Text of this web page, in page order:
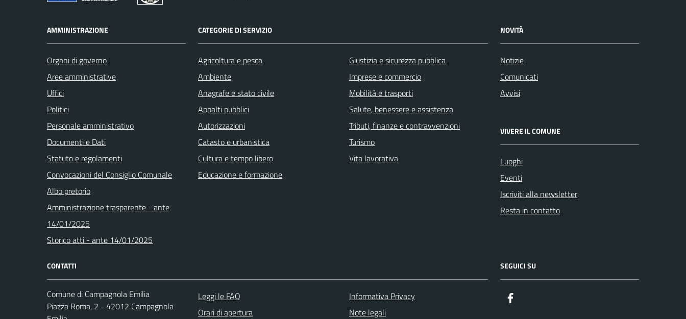
AMMINISTRAZIONE
Organi di governo
Aree amministrative
Uffici
Politici
Personale amministrativo
Documenti e Dati
Statuto e regolamenti
Convocazioni del Consiglio Comunale
Albo pretorio
Amministrazione trasparente - ante
14/01/2025
Storico atti - ante 14/01/2025
CATEGORIE DI SERVIZIO
Agricoltura e pesca
Ambiente
Anagrafe e stato civile
Appalti pubblici
Autorizzazioni
Catasto e urbanistica
Cultura e tempo libero
Educazione e formazione
Giustizia e sicurezza pubblica
Imprese e commercio
Mobilità e trasporti
Salute, benessere e assistenza
Tributi, finanze e contravvenzioni
Turismo
Vita lavorativa
NOVITÀ
Notizie
Comunicati
Avvisi
VIVERE IL COMUNE
Luoghi
Eventi
Iscriviti alla newsletter
Resta in contatto
CONTATTI
Comune di Campagnola Emilia
Piazza Roma, 2 - 42012 Campagnola
Leggi le FAQ
Orari di apertura
Informativa Privacy
Note legali
SEGUICI SU